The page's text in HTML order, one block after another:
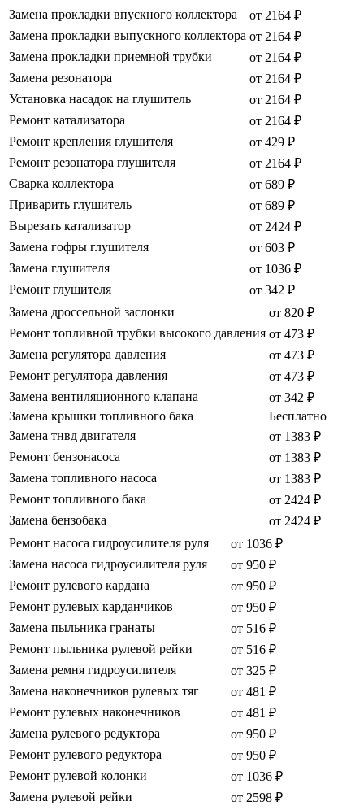
Замена прокладки впускного коллектора
от 2164 ₽
Замена прокладки выпускного коллектора от 2164 ₽
Замена прокладки приемной трубки
от 2164 ₽
Замена резонатора
от 2164 ₽
Установка насадок на глушитель
от 2164 ₽
Ремонт катализатора
от 2164 ₽
Ремонт крепления глушителя
от 429 ₽
Ремонт резонатора глушителя
от 2164 ₽
Сварка коллектора
от 689 ₽
Приварить глушитель
от 689 ₽
Вырезать катализатор
от 2424 ₽
Замена гофры глушителя
от 603 ₽
Замена глушителя
от 1036 ₽
Ремонт глушителя
от 342 ₽
Замена дроссельной заслонки
от 820 ₽
Ремонт топливной трубки высокого давления от 473 ₽
Замена регулятора давления
от 473 ₽
Ремонт регулятора давления
от 473 ₽
Замена вентиляционного клапана
от 342 ₽
Замена крышки топливного бака
Бесплатно
Замена тнвд двигателя
от 1383 ₽
Ремонт бензонасоса
от 1383 ₽
Замена топливного насоса
от 1383 ₽
Ремонт топливного бака
от 2424 ₽
Замена бензобака
от 2424 ₽
Ремонт насоса гидроусилителя руля
от 1036 ₽
Замена насоса гидроусилителя руля
от 950 ₽
Ремонт рулевого кардана
от 950 ₽
Ремонт рулевых карданчиков
от 950 ₽
Замена пыльника гранаты
от 516 ₽
Ремонт пыльника рулевой рейки
от 516 ₽
Замена ремня гидроусилителя
от 325 ₽
Замена наконечников рулевых тяг
от 481 ₽
Ремонт рулевых наконечников
от 481 ₽
Замена рулевого редуктора
от 950 ₽
Ремонт рулевого редуктора
от 950 ₽
Ремонт рулевой колонки
от 1036 ₽
Замена рулевой рейки
от 2598 ₽